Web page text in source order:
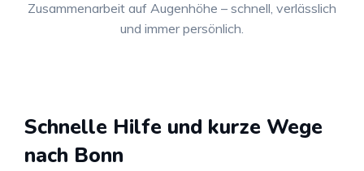
Zusammenarbeit auf Augenhöhe – schnell, verlässlich
und immer persönlich.
Schnelle Hilfe und kurze Wege
nach Bonn